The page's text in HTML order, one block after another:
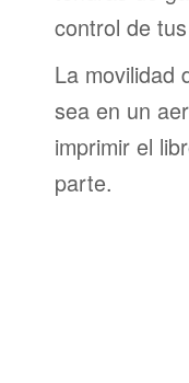
control de
La movilidad
sea en un
imprimir el
parte.